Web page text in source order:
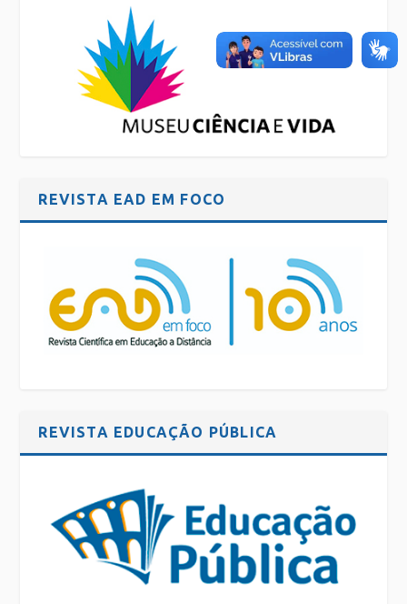
REVISTA EAD EM FOCO
REVISTA EDUCAÇÃO PÚBLICA